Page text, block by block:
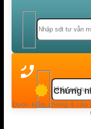
Chứng
Được kiểm chứng & cấp